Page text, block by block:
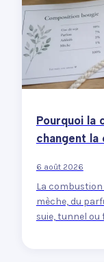
Pourquoi la
changent la
6 août 2026
La combustion
mèche, du
suie, tunnel